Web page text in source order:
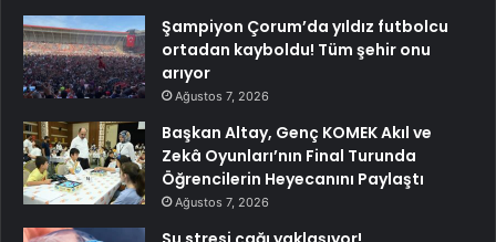
Şampiyon Çorum’da yıldız futbolcu
ortadan kayboldu! Tüm şehir onu
arıyor
Ağustos 7, 2026
Başkan Altay, Genç KOMEK Akıl ve
Zekâ Oyunları’nın Final Turunda
Öğrencilerin Heyecanını Paylaştı
Ağustos 7, 2026